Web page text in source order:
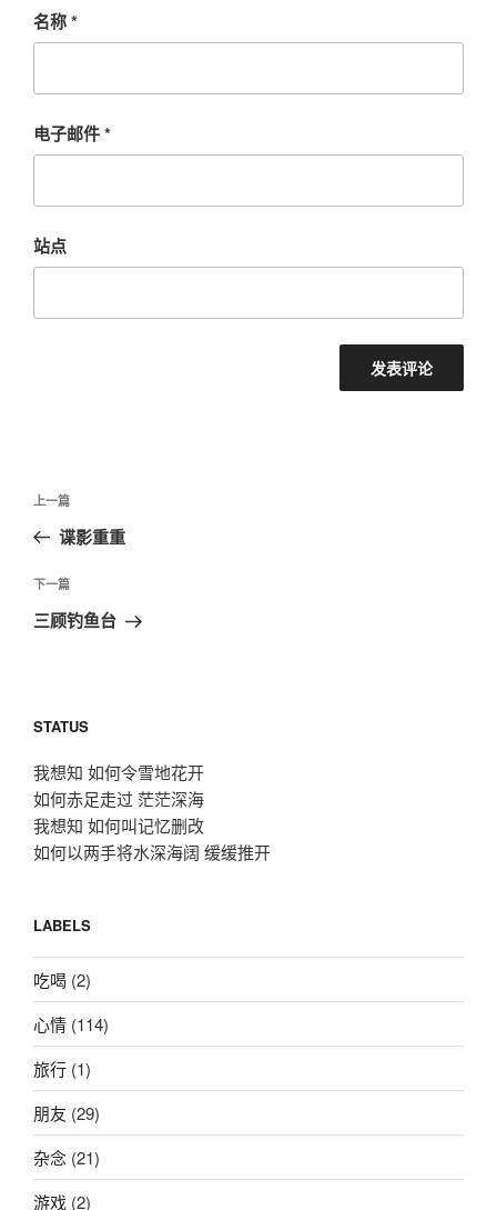
名称*
电子邮件*
站点
文
导
航
上
一
文
章
上一篇
谍影重重
下
一
下一篇
三顾钓鱼台
STATUS
我想知 如何令雪地花开
如何赤足走过 茫茫深海
我想知 如何叫记忆删改
如何以两手将水深海阔 缓缓推开
LABELS
吃喝 (2)
心情 (114)
旅行 (1)
朋友 (29)
杂念 (21)
游戏 (2)